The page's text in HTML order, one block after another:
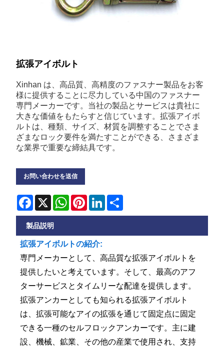
拡張アイボルト
Xinhan は、高品質、高精度のファスナー製品をお客
様に提供することに尽力している中国のファスナー
専門メーカーです。当社の製品とサービスは貴社に
大きな価値をもたらすと信じています。拡張アイボ
ルトは、種類、サイズ、材質を調整することでさま
ざまなロック要件を満たすことができる、さまざま
な業界で重要な締結具です。
お問い合わせを送信
Facebook
X WhatsApp
PinterestLinkedIn
製品説明
拡張アイボルトの紹介:
専門メーカーとして、高品質な拡張アイボルトを
提供したいと考えています。そして、最高のアフ
ターサービスとタイムリーな配達を提供します。
拡張アンカーとしても知られる拡張アイボルト
は、拡張可能なアイの拡張を通じて固定点に固定
できる一種のセルフロックアンカーです。主に建
設、機械、鉱業、その他の産業で使用され、支持